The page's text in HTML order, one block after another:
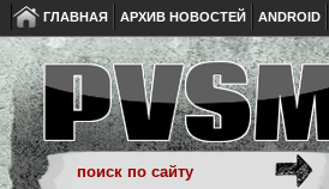
ГЛАВНАЯ АРХИВ НОВОСТЕЙ ANDROID